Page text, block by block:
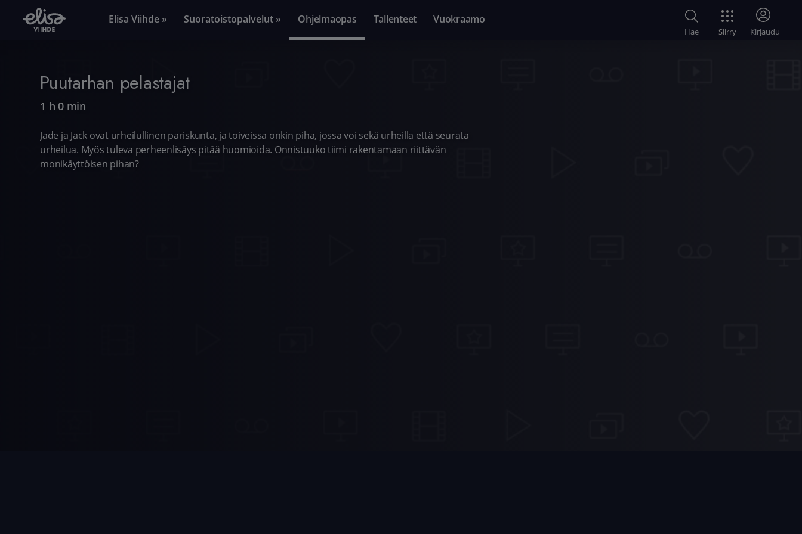
Elisa Viihde » Suoratoistopalvelut » Ohjelmaopas Tallenteet Vuokraamo
Hae Siirry Kirjaudu
Puutarhan pelastajat
1 h 0 min
Jade ja Jack ovat urheilullinen pariskunta, ja toiveissa onkin piha, jossa voi sekä urheilla että seurata
urheilua. Myös tuleva perheenlisäys pitää huomioida. Onnistuuko tiimi rakentamaan riittävän
monikäyttöisen pihan?